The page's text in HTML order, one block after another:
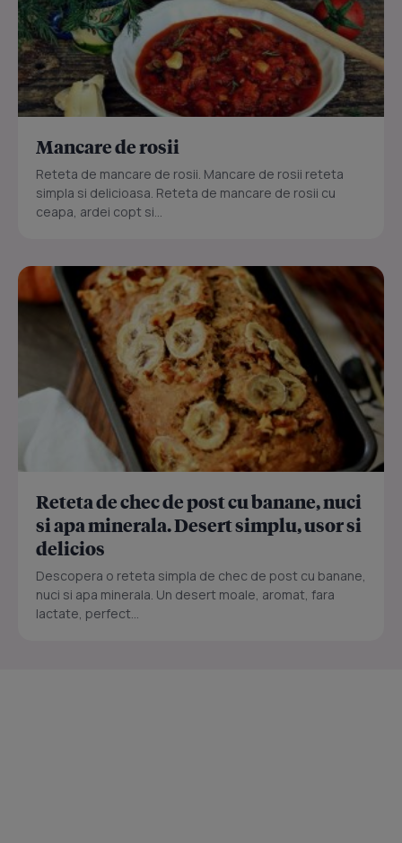
Mancare de rosii
Reteta de mancare de rosii. Mancare de rosii reteta
simpla si delicioasa. Reteta de mancare de rosii cu
ceapa, ardei copt si...
Reteta de chec de post cu banane, nuci
si apa minerala. Desert simplu, usor si
delicios
Descopera o reteta simpla de chec de post cu banane,
nuci si apa minerala. Un desert moale, aromat, fara
lactate, perfect...